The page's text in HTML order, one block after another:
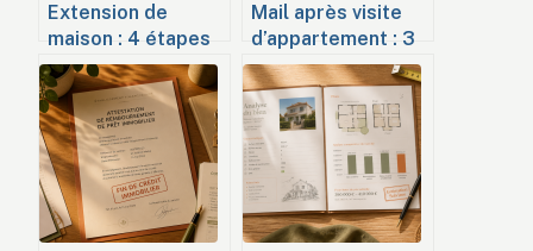
Extension de
maison : 4 étapes
clés pour réussir
votre projet et
sécuriser vos
démarches
administratives
Mail après visite
d’appartement : 3
modèles types
pour convaincre le
propriétaire